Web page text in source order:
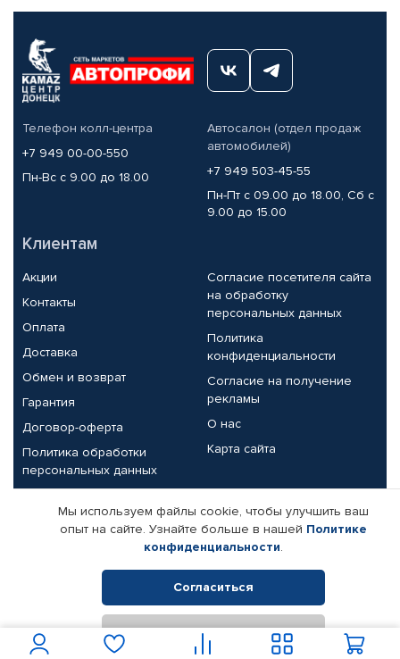
Телефон колл-центра
+7 949 00-00-550
Пн-Вс с 9.00 до 18.00
Автосалон (отдел продаж
автомобилей)
+7 949 503-45-55
Пн-Пт с 09.00 до 18.00, Сб с
9.00 до 15.00
Клиентам
Акции
Контакты
Оплата
Доставка
Обмен и возврат
Гарантия
Договор-оферта
Политика обработки
персональных данных
Согласие посетителя сайта
на обработку
персональных данных
Политика
конфиденциальности
Согласие на получение
рекламы
О нас
Карта сайта
Партнерам
Корпоративным клиентам
Поставщикам
Реквизиты компании
© КАМАЗ ЦЕНТР ДОНЕЦК, 2015-2026. Все права защищены.
Интернет-магазин автомобильных товаров Автопрофи.
Мы используем файлы cookie, чтобы улучшить ваш
опыт на сайте. Узнайте больше в нашей Политике
конфиденциальности.
Согласиться
Отклонить